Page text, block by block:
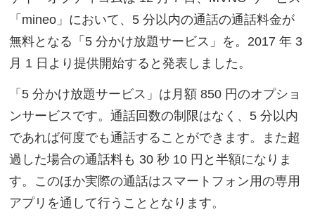
「mineo」において、5 分以内の通話の通話料金が
無料となる「5 分かけ放題サービス」を。2017 年 3
月 1 日より提供開始すると発表しました。
「5 分かけ放題サービス」は月額 850 円のオプショ
ンサービスです。通話回数の制限はなく、5 分以内
であれば何度でも通話することができます。また超
過した場合の通話料も 30 秒 10 円と半額になりま
す。このほか実際の通話はスマートフォン用の専用
アプリを通して行うこととなります。